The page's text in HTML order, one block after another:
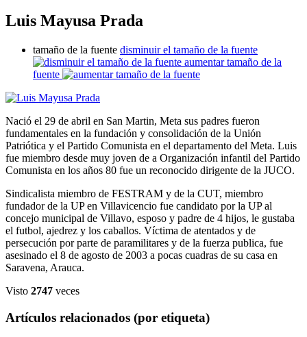
Luis Mayusa Prada
tamaño de la fuente disminuir el tamaño de la fuente
aumentar tamaño de la
fuente
Nació el 29 de abril en San Martin, Meta sus padres fueron
fundamentales en la fundación y consolidación de la Unión
Patriótica y el Partido Comunista en el departamento del Meta. Luis
fue miembro desde muy joven de a Organización infantil del Partido
Comunista en los años 80 fue un reconocido dirigente de la JUCO.
Sindicalista miembro de FESTRAM y de la CUT, miembro
fundador de la UP en Villavicencio fue candidato por la UP al
concejo municipal de Villavo, esposo y padre de 4 hijos, le gustaba
el futbol, ajedrez y los caballos. Víctima de atentados y de
persecución por parte de paramilitares y de la fuerza publica, fue
asesinado el 8 de agosto de 2003 a pocas cuadras de su casa en
Saravena, Arauca.
Visto 2747 veces
Artículos relacionados (por etiqueta)